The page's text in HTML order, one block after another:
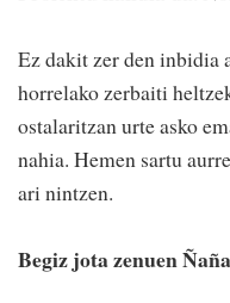
Ez dakit zer den inbidia
horrelako zerbaiti
ostalaritzan urte asko
nahia. Hemen sartu
ari nintzen.
Begiz jota zenuen